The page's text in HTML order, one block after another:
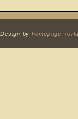
Design by homepage-